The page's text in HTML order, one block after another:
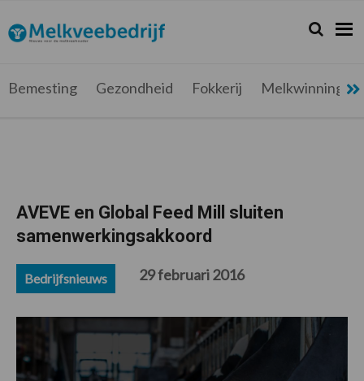
de
hoofdnavigatie
de
hoofd
de
eerste
de
voettekst
Melkveebedrijf.be
Nieuws
melkveehouder
Zoeken...
Zoek
Bemesting Gezondheid Fokkerij Melkwinning
AVEVE en Global Feed Mill sluiten
samenwerkingsakkoord
Bedrijfsnieuws 29 februari 2016